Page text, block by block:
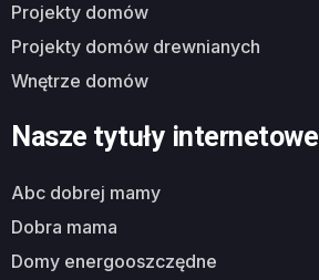
projekty domów
projekty domów drewnianych
wnętrze domów
Nasze tytuły internetowe
abc dobrej mamy
dobra mama
domy energooszczędne